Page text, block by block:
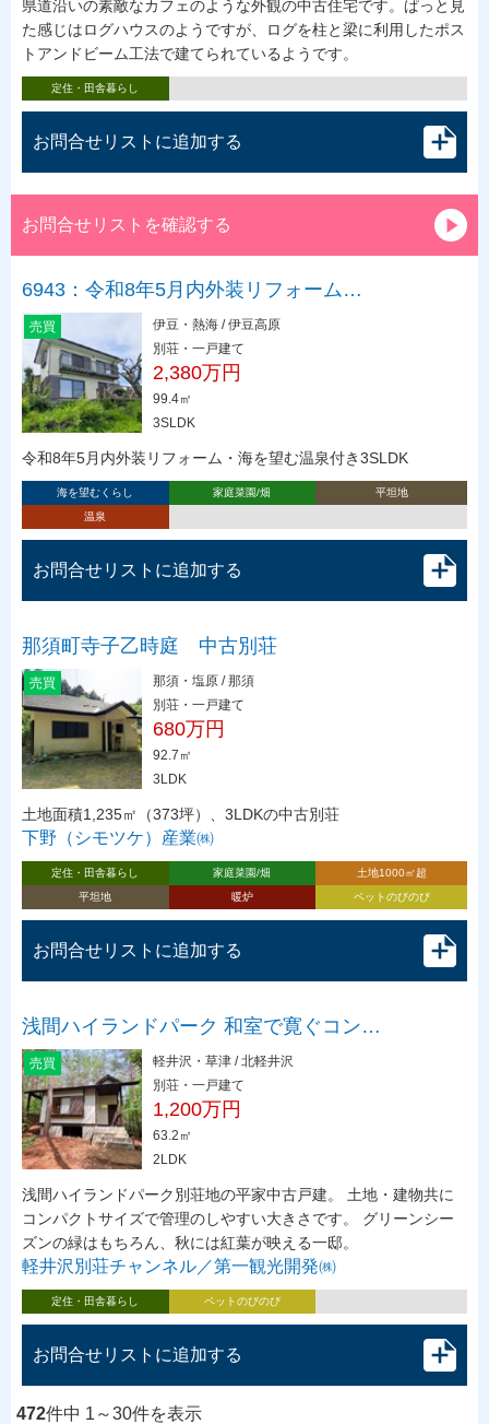
県道沿いの素敵なカフェのような外観の中古住宅です。ぱっと見
た感じはログハウスのようですが、ログを柱と梁に利用したポス
トアンドビーム工法で建てられているようです。
定住・田舎暮らし
お問合せリストに追加する
お問合せリストを確認する
6943：令和8年5月内外装リフォーム…
売買
伊豆・熱海 / 伊豆高原
別荘・一戸建て
2,380万円
99.4㎡
3SLDK
令和8年5月内外装リフォーム・海を望む温泉付き3SLDK
海を望むくらし 家庭菜園/畑
平坦地
温泉
お問合せリストに追加する
那須町寺子乙時庭 中古別荘
売買
那須・塩原 / 那須
別荘・一戸建て
680万円
92.7㎡
3LDK
土地面積1,235㎡（373坪）、3LDKの中古別荘
下野（シモツケ）産業㈱
定住・田舎暮らし 家庭菜園/畑
土地1000㎡超
平坦地
暖炉 ペットのびのび
お問合せリストに追加する
浅間ハイランドパーク 和室で寛ぐコン…
売買
軽井沢・草津 / 北軽井沢
別荘・一戸建て
1,200万円
63.2㎡
2LDK
浅間ハイランドパーク別荘地の平家中古戸建。 土地・建物共に
コンパクトサイズで管理のしやすい大きさです。 グリーンシー
ズンの緑はもちろん、秋には紅葉が映える一邸。
軽井沢別荘チャンネル／第一観光開発㈱
定住・田舎暮らし ペットのびのび
お問合せリストに追加する
472件中 1～30件を表示